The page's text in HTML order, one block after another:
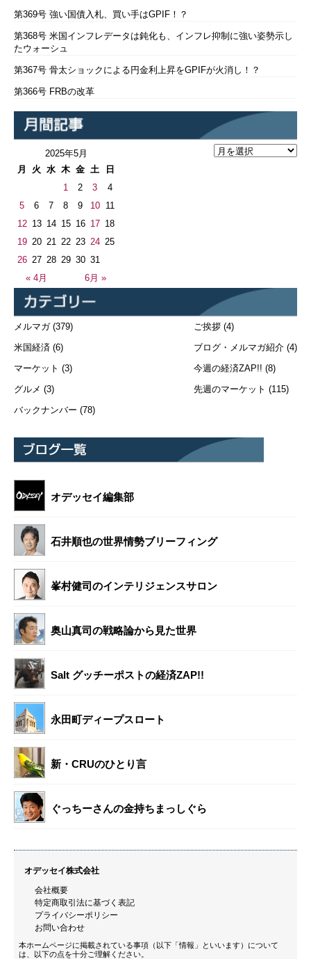
第369号 強い国債入札、買い手はGPIF！？
第368号 米国インフレデータは鈍化も、インフレ抑制に強い姿勢示し
たウォーシュ
第367号 骨太ショックによる円金利上昇をGPIFが火消し！？
第366号 FRBの改革
2025年5月
月
火 水 木 金 土 日
« 4月 6月 »
1 2 3
4
5
6 7 8 9 10
11
12 13 14 15 16 17 18
19 20 21 22 23 24 25
26 27 28 29 30 31
メルマガ(379)
米国経済 (6)
マーケット (3)
グルメ (3)
バックナンバー (78)
ご挨拶 (4)
ブログ・メルマガ紹介 (4)
今週の経済ZAP!! (8)
先週のマーケット (115)
オデッセイ編集部
石井順也の世界情勢ブリーフィング
峯村健司のインテリジェンスサロン
奥山真司の戦略論から見た世界
Salt グッチーポストの経済ZAP!!
永田町ディープスロート
新・CRUのひとり言
ぐっちーさんの金持ちまっしぐら
オデッセイ株式会社
会社概要
特定商取引法に基づく表記
プライバシーポリシー
お問い合わせ
本ホームページに掲載されている事項（以下「情報」といいます）について
は、以下の点を十分ご理解ください。